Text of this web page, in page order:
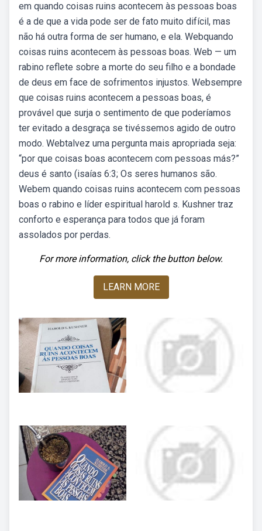
em quando coisas ruins acontecem às pessoas boas
é a de que a vida pode ser de fato muito difícil, mas
não há outra forma de ser humano, e ela. Webquando
coisas ruins acontecem às pessoas boas. Web — um
rabino reflete sobre a morte do seu filho e a bondade
de deus em face de sofrimentos injustos. Websempre
que coisas ruins acontecem a pessoas boas, é
provável que surja o sentimento de que poderíamos
ter evitado a desgraça se tivéssemos agido de outro
modo. Webtalvez uma pergunta mais apropriada seja:
“por que coisas boas acontecem com pessoas más?”
deus é santo (isaías 6:3; Os seres humanos são.
Webem quando coisas ruins acontecem com pessoas
boas o rabino e líder espiritual harold s. Kushner traz
conforto e esperança para todos que já foram
assolados por perdas.
For more information, click the button below.
LEARN MORE